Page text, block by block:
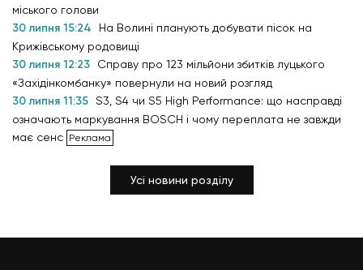
міського голови
30 липня 15:24
На Волині планують добувати пісок на
Крижівському родовищі
30 липня 12:23
Справу про 123 мільйони збитків луцького
«Західінкомбанку» повернули на новий розгляд
30 липня 11:35 S3, S4 чи S5 High Performance: що насправді
означають маркування BOSCH і чому переплата не завжди
має сенс
Усі новини розділу